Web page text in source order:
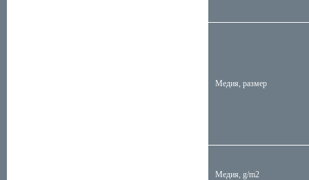
Медия, размер
Медия, g/m2